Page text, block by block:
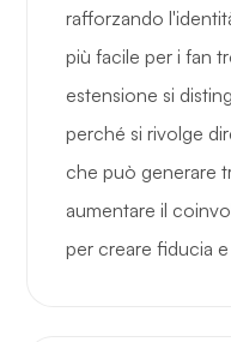
rafforzando
più facile per i fan
estensione si
perché si rivolge
che può generare
aumentare il
per creare fiducia